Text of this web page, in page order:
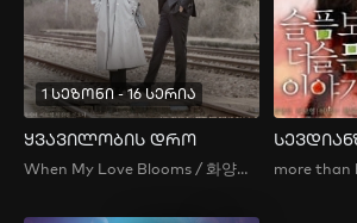
1 სეზონი - 16 სერია
ყვავილობის დრო
When My Love Blooms / 화양연화